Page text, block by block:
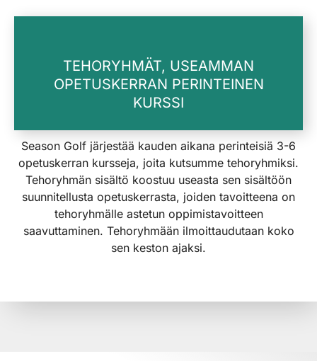
TEHORYHMÄT, USEAMMAN
OPETUSKERRAN PERINTEINEN
KURSSI
Season Golf järjestää kauden aikana perinteisiä 3-6
opetuskerran kursseja, joita kutsumme tehoryhmiksi.
Tehoryhmän sisältö koostuu useasta sen sisältöön
suunnitellusta opetuskerrasta, joiden tavoitteena on
tehoryhmälle astetun oppimistavoitteen
saavuttaminen. Tehoryhmään ilmoittaudutaan koko
sen keston ajaksi.